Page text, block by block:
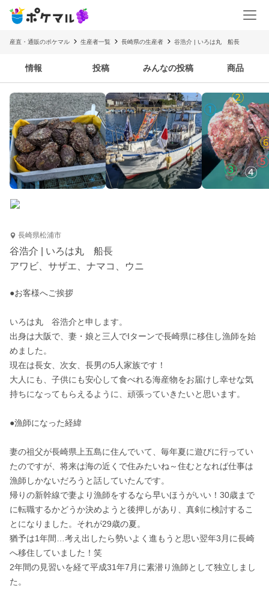
産直・通販のポケマル 生産者一覧 長崎県の生産者 谷浩介 | いろは丸 船長
情報 投稿 みんなの投稿 商品
長崎県松浦市
谷浩介 | いろは丸 船長
アワビ、サザエ、ナマコ、ウニ
●お客様へご挨拶
いろは丸　谷浩介と申します。
出身は大阪で、妻・娘と三人でIターンで長崎県に移住し漁師を始
めました。
現在は長女、次女、長男の5人家族です！
大人にも、子供にも安心して食べれる海産物をお届けし幸せな気
持ちになってもらえるように、頑張っていきたいと思います。
●漁師になった経緯
妻の祖父が長崎県上五島に住んでいて、毎年夏に遊びに行ってい
たのですが、将来は海の近くで住みたいね～住むとなれば仕事は
漁師しかないだろうと話していたんです。
帰りの新幹線で妻より漁師をするなら早いほうがいい！30歳まで
に転職するかどうか決めようと後押しがあり、真剣に検討するこ
とになりました。それが29歳の夏。
猶予は1年間…考え出したら勢いよく進もうと思い翌年3月に長崎
へ移住していました！笑
2年間の見習いを経て平成31年7月に素潜り漁師として独立しまし
た。